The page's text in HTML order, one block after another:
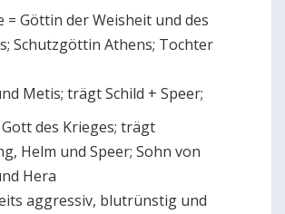
= Göttin der Weisheit und des
Schutzgöttin Athens; Tochter
Metis; trägt Schild + Speer;
des Krieges; trägt
Helm und Speer; Sohn von
Hera
aggressiv, blutrünstig und